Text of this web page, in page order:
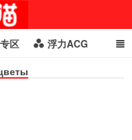
区 浮力ACG
女神